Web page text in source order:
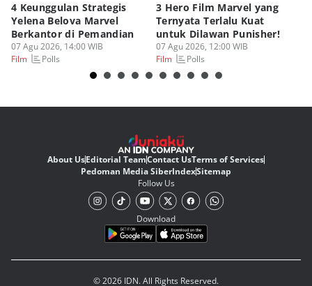
4 Keunggulan Strategis
Yelena Belova Marvel
Berkantor di Pemandian
07 Agu 2026, 14:00 WIB
Film
Polls
3 Hero Film Marvel yang
Ternyata Terlalu Kuat
untuk Dilawan Punisher!
07 Agu 2026, 12:00 WIB
Film
Polls
About UsEditorial TeamContact UsTerms of Services
Pedoman Media SiberIndexSitemap
Follow Us
Download
© 2026 IDN. All Rights Reserved.